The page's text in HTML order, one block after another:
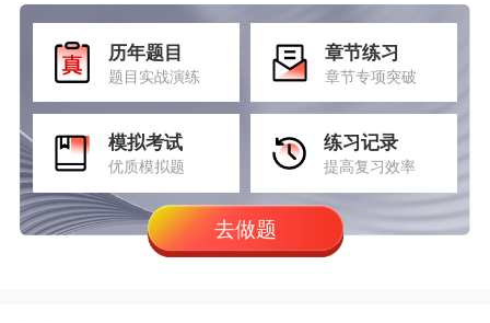
历年题目
题目实战演练
章节练习
章节专项突破
模拟考试
优质模拟题
练习记录
提高复习效率
去做题